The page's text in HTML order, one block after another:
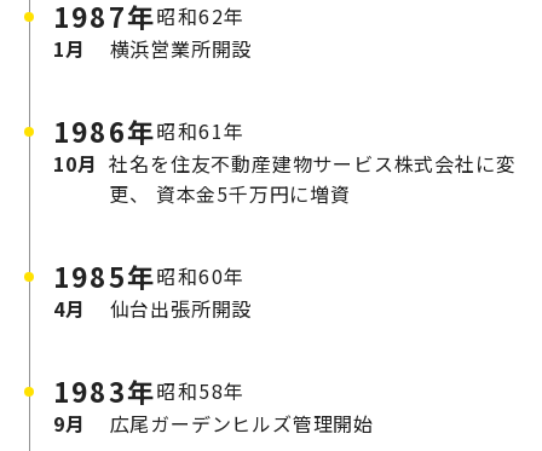
1987年昭和62年
1月
横浜営業所開設
1986年昭和61年
10月 社名を住友不動産建物サービス株式会社に変
更、
資本金5千万円に増資
1985年昭和60年
4月
仙台出張所開設
1983年昭和58年
9月
広尾ガーデンヒルズ管理開始